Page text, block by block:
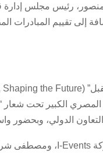
رئيس مجلس
إلى تقييم
والتعاون الدولي،